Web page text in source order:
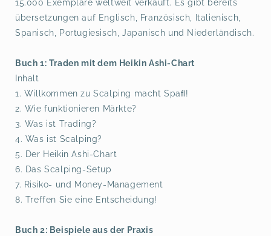
15.000 Exemplare weltweit verkauft. Es gibt bereits
übersetzungen auf Englisch, Französisch, Italienisch,
Spanisch, Portugiesisch, Japanisch und Niederländisch.
Buch 1: Traden mit dem Heikin Ashi-Chart
Inhalt
1. Willkommen zu Scalping macht Spaﬂ!
2. Wie funktionieren Märkte?
3. Was ist Trading?
4. Was ist Scalping?
5. Der Heikin Ashi-Chart
6. Das Scalping-Setup
7. Risiko- und Money-Management
8. Treffen Sie eine Entscheidung!
Buch 2: Beispiele aus der Praxis